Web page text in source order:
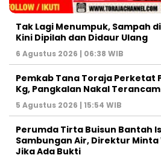
Tak Lagi Menumpuk, Sampah
Kini Dipilah dan Didaur Ulang
6 Agustus 2026 | 06:38 WIB
Pemkab Tana Toraja Perketat
Kg, Pangkalan Nakal
5 Agustus 2026 | 15:54 WIB
Perumda Tirta Buisun Bantah
Sambungan Air, Direktur
Jika Ada Bukti